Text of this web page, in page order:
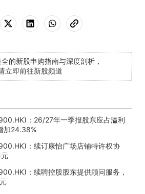
的新股申购指南与深度剖析，
立即前往新股频道
：26/27年一季报股东应占溢利
加24.38%
：续订康怡广场店铺特许权协
：续聘控股股东提供顾问服务，